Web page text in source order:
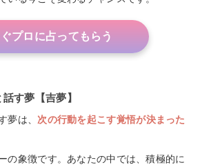
プロに占ってもらう
す夢【吉夢】
夢は、次の行動を起こす覚悟が決まった
の象徴です。あなたの中では、積極的に